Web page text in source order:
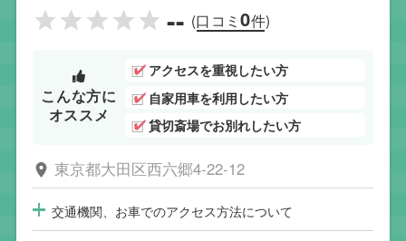
-- (口コミ0件)
こんな方に
オススメ
アクセスを重視したい方
自家用車を利用したい方
貸切斎場でお別れしたい方
東京都大田区西六郷4-22-12
交通機関、お車でのアクセス方法について